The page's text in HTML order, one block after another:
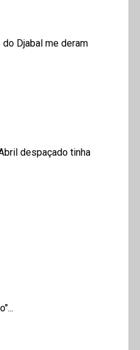
Djabal me deram
despaçado tinha